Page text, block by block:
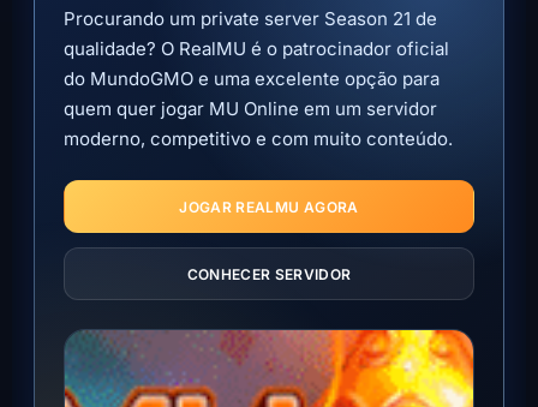
Procurando um private server Season 21 de
qualidade? O RealMU é o patrocinador oficial
do MundoGMO e uma excelente opção para
quem quer jogar MU Online em um servidor
moderno, competitivo e com muito conteúdo.
JOGAR REALMU AGORA
CONHECER SERVIDOR